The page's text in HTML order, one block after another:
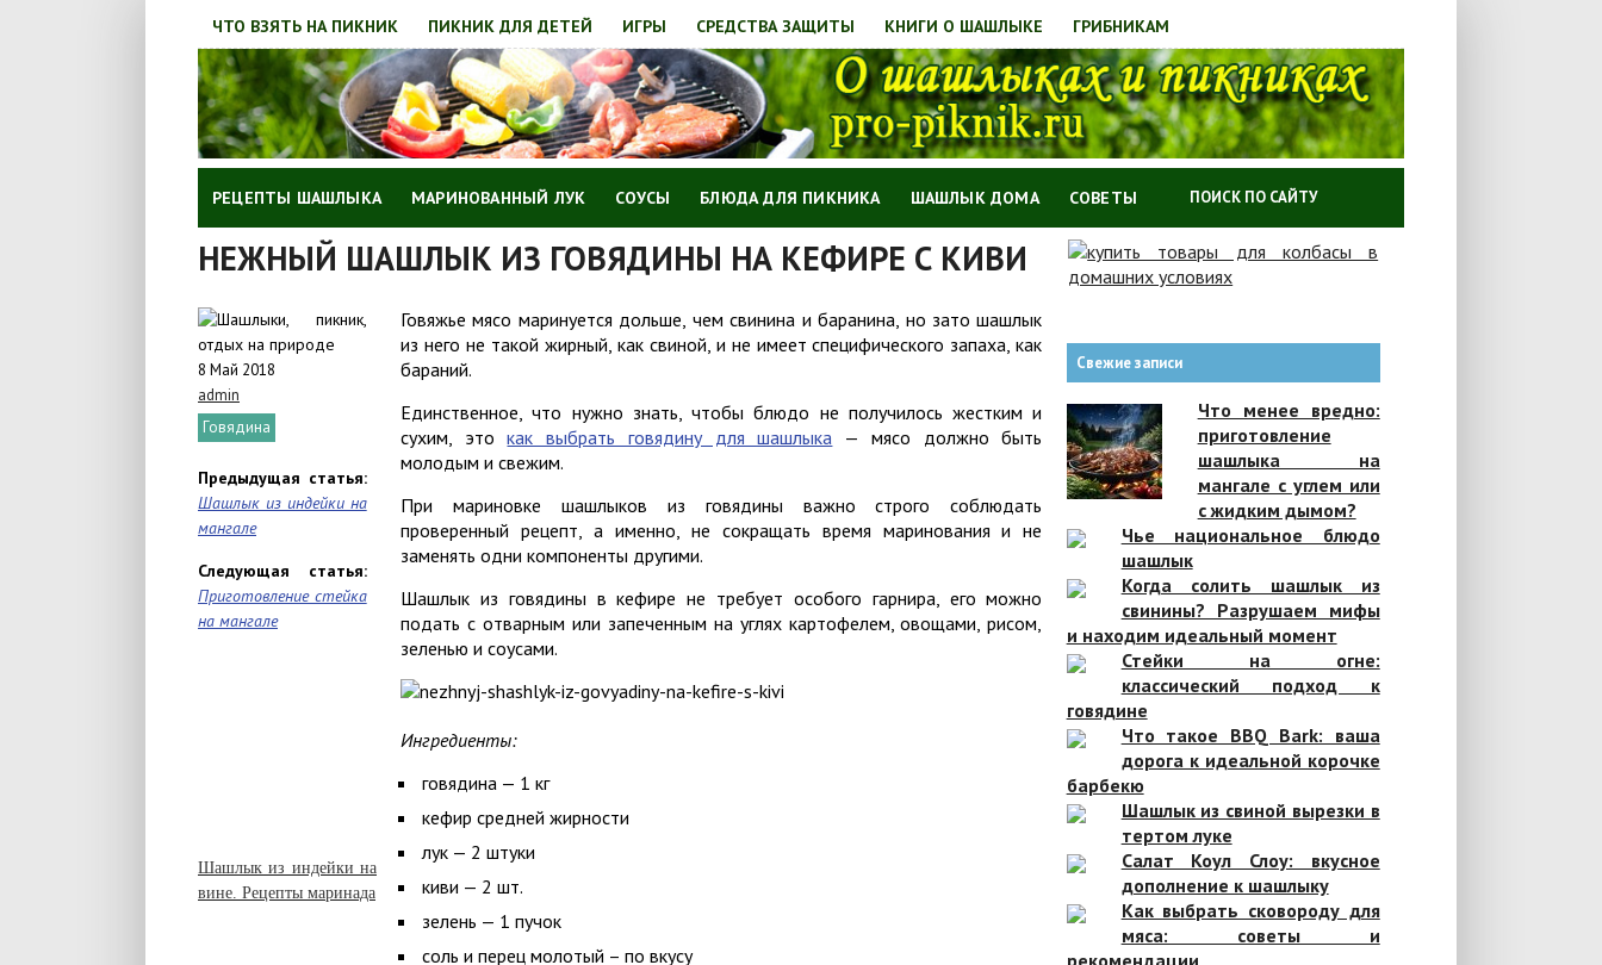
ЧТО ВЗЯТЬ НА ПИКНИК ПИКНИК ДЛЯ ДЕТЕЙ ИГРЫ СРЕДСТВА ЗАЩИТЫ КНИГИ О ШАШЛЫКЕ ГРИБНИКАМ
РЕЦЕПТЫ ШАШЛЫКА МАРИНОВАННЫЙ ЛУК СОУСЫ БЛЮДА ДЛЯ ПИКНИКА ШАШЛЫК ДОМА СОВЕТЫ
НЕЖНЫЙ ШАШЛЫК ИЗ ГОВЯДИНЫ НА КЕФИРЕ С КИВИ
8 Май 2018
admin
Говядина
Предыдущая статья:
Шашлык из индейки на
мангале
Следующая статья:
Приготовление стейка
на мангале
Шашлык из индейки на
вине. Рецепты маринада
Говяжье мясо маринуется дольше, чем свинина и баранина, но зато шашлык
из него не такой жирный, как свиной, и не имеет специфического запаха, как
бараний.
Единственное, что нужно знать, чтобы блюдо не получилось жестким и
сухим, этокак выбрать говядину для шашлыка — мясо должно быть
молодым и свежим.
При мариновке шашлыков из говядины важно строго соблюдать
проверенный рецепт, а именно, не сокращать время маринования и не
заменять одни компоненты другими.
Шашлык из говядины в кефире не требует особого гарнира, его можно
подать с отварным или запеченным на углях картофелем, овощами, рисом,
зеленью и соусами.
Ингредиенты:
говядина — 1 кг
кефир средней жирности
лук — 2 штуки
киви — 2 шт.
зелень — 1 пучок
соль и перец молотый – по вкусу
Свежие записи
Что менее вредно:
приготовление
шашлыка на
мангале с углем или
с жидким дымом?
Чье национальное блюдо
шашлык
Когда солить шашлык из
свинины? Разрушаем мифы
и находим идеальный момент
Стейки на огне:
классический подход к
говядине
Что такое BBQ Bark: ваша
дорога к идеальной корочке
барбекю
Шашлык из свиной вырезки в
тертом луке
Салат Коул Слоу: вкусное
дополнение к шашлыку
Как выбрать сковороду для
мяса: советы и
рекомендации